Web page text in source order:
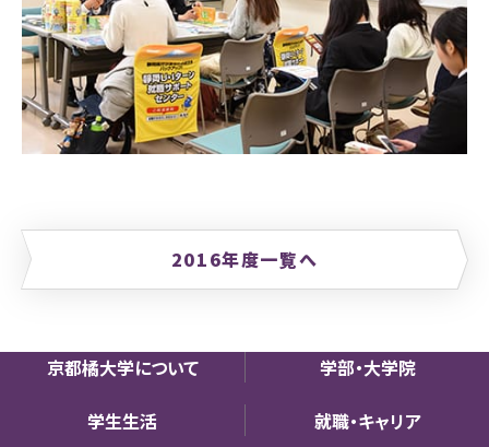
2016年度一覧へ
京都橘大学について 学部・大学院
学生生活 就職・キャリア